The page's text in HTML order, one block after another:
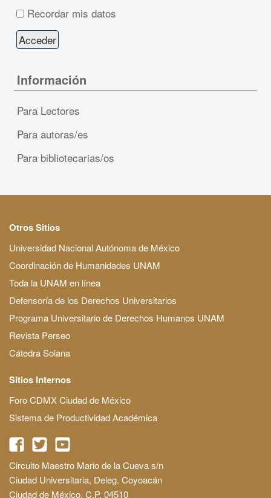
Recordar mis datos
Información
Para Lectores
Para autoras/es
Para bibliotecarias/os
Otros Sitios
Universidad Nacional Autónoma de México
Coordinación de Humanidades UNAM
Toda la UNAM en línea
Defensoría de los Derechos Universitarios
Programa Universitario de Derechos Humanos UNAM
Revista Perseo
Cátedra Solana
Sitios Internos
Foro CDMX Ciudad de México
Sistema de Productividad Académica
Circuito Maestro Mario de la Cueva s/n
Ciudad Universitaria, Deleg. Coyoacán
Ciudad de México, C.P. 04510